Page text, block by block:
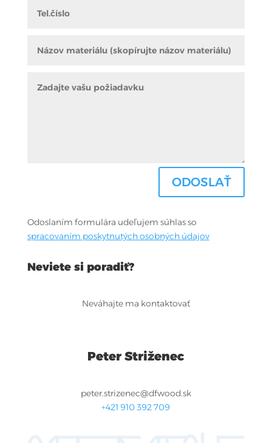
ODOSLAŤ
Odoslaním formulára udeľujem súhlas so
spracovaním poskytnutých osobných údajov
Neviete si poradiť?
Neváhajte ma kontaktovať
Peter Striženec
peter.strizenec@dfwood.sk
+421 910 392 709